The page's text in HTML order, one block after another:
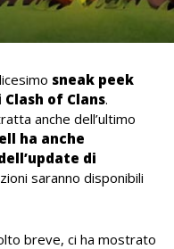
sneak peek
of Clans.
anche dell’ultimo
ha anche
di
saranno disponibili
breve, ci ha mostrato